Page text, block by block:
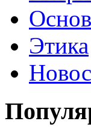
Этика